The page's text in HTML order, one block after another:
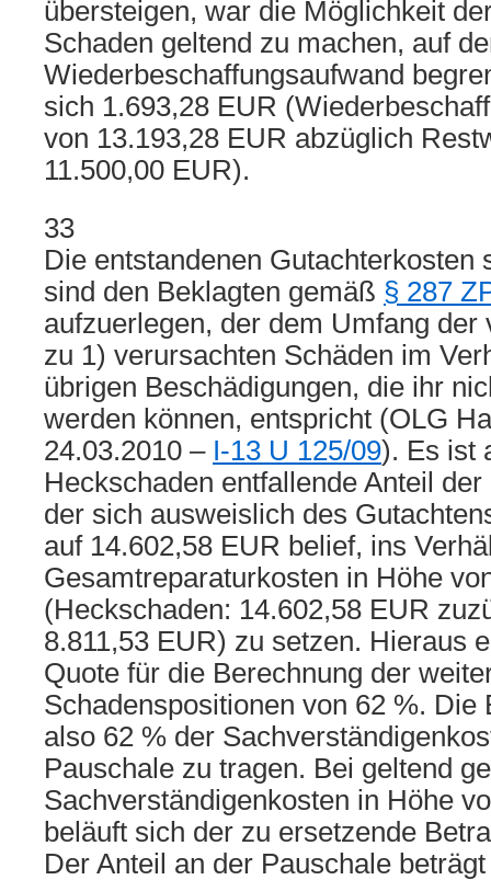
übersteigen, war die Möglichkeit
Schaden geltend zu machen, auf
Wiederbeschaffungsaufwand
sich 1.693,28 EUR
von 13.193,28 EUR abzüglich
11.500,00 EUR).
33
Die entstandenen Gutachterkosten
sind den Beklagten gemäß § 287
aufzuerlegen, der dem Umfang der
zu 1) verursachten Schäden im
übrigen Beschädigungen, die ihr
werden können, entspricht (OLG
24.03.2010 – I-13 U 125/09). Es ist
Heckschaden entfallende Anteil
der sich ausweislich des
auf 14.602,58 EUR belief, ins
Gesamtreparaturkosten in Höhe
(Heckschaden: 14.602,58 EUR
8.811,53 EUR) zu setzen. Hieraus
Quote für die Berechnung der
Schadenspositionen von 62 %. Die
also 62 % der
Pauschale zu tragen. Bei geltend
Sachverständigenkosten in Höhe
beläuft sich der zu ersetzende
Der Anteil an der Pauschale